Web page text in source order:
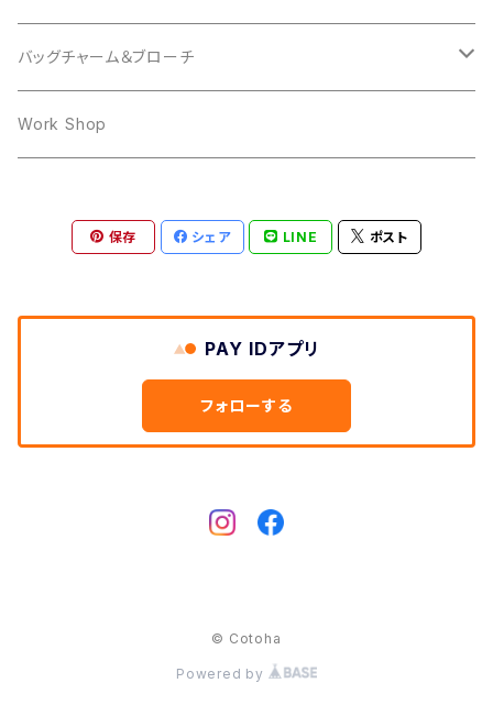
Bird
Butterfly
Other
mocomoco
butterfly
ring
Swan
Cat
Rabbit
Hedgehog
Swan
バッグチャーム＆ブローチ
Bear
Work Shop
保存 シェア LINE ポスト
PAY IDアプリ
フォローする
© Cotoha
Powered by